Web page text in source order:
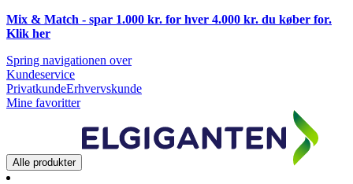
Mix & Match - spar 1.000 kr. for hver 4.000 kr. du køber for.
Klik her
Spring navigationen over
Kundeservice
PrivatkundeErhvervskunde
Mine favoritter
Alle produkter